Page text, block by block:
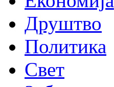
Друштво
Политика
Свет